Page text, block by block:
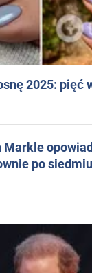
2025: pięć
po